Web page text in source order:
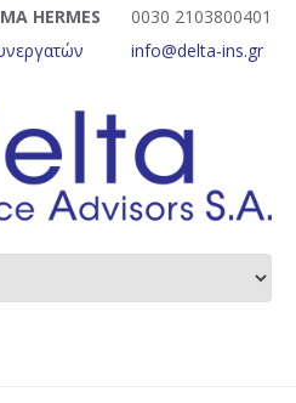
0030 2103800401
info@delta-ins.gr
HERMES